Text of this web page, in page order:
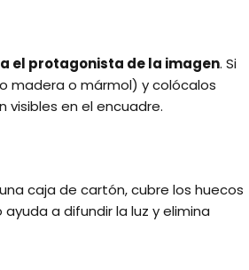
el protagonista de la imagen. Si
madera o mármol) y colócalos
en el encuadre.
caja de cartón, cubre los huecos
a difundir la luz y elimina